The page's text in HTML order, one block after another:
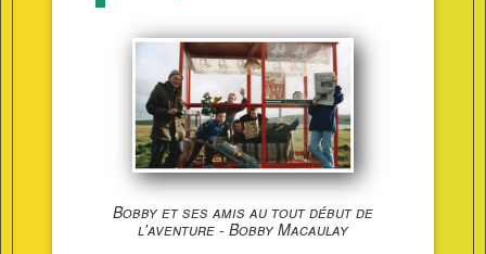
Bobby et ses amis au tout début de
l'aventure - Bobby Macaulay